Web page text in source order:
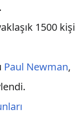
1500 kişi
Paul Newman,